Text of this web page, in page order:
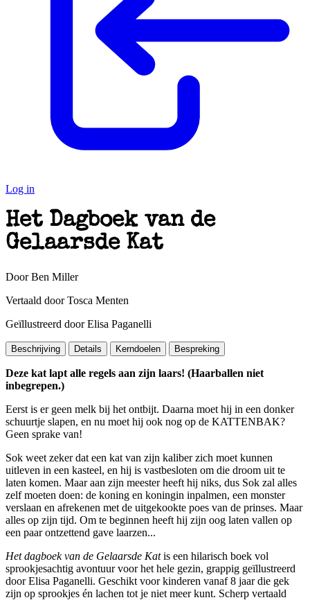
Log in
Het Dagboek van de
Gelaarsde Kat
Door Ben Miller
Vertaald door Tosca Menten
Geïllustreerd door Elisa Paganelli
Beschrijving Details Kerndoelen Bespreking
Deze kat lapt alle regels aan zijn laars! (Haarballen niet
inbegrepen.)
Eerst is er geen melk bij het ontbijt. Daarna moet hij in een donker
schuurtje slapen, en nu moet hij ook nog op de KATTENBAK?
Geen sprake van!
Sok weet zeker dat een kat van zijn kaliber zich moet kunnen
uitleven in een kasteel, en hij is vastbesloten om die droom uit te
laten komen. Maar aan zijn meester heeft hij niks, dus Sok zal alles
zelf moeten doen: de koning en koningin inpalmen, een monster
verslaan en afrekenen met de uitgekookte poes van de prinses. Maar
alles op zijn tijd. Om te beginnen heeft hij zijn oog laten vallen op
een paar ontzettend gave laarzen...
Het dagboek van de Gelaarsde Katis een hilarisch boek vol
sprookjesachtig avontuur voor het hele gezin, grappig geïllustreerd
door Elisa Paganelli. Geschikt voor kinderen vanaf 8 jaar die gek
zijn op sprookjes én lachen tot je niet meer kunt. Scherp vertaald